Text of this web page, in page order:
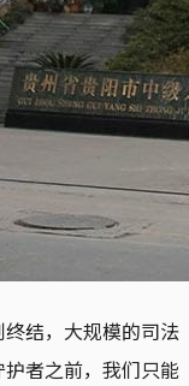
结，大规模的司法
者之前，我们只能